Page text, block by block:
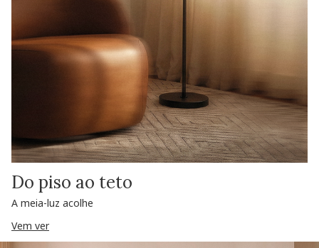
Do piso ao teto
A meia-luz acolhe
Vem ver